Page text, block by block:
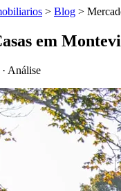
> Blog >
em
· Análise